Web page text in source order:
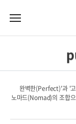
메
완벽한(Perfect)'과 '
노마드(Nomad)의 조합